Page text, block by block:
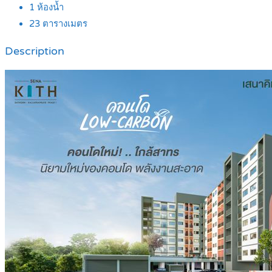
1 ห้องน้ำ
23 ตารางเมตร
Description